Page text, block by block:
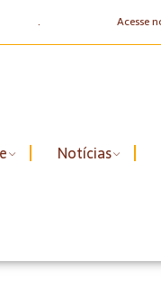
. Acesse
Notícias